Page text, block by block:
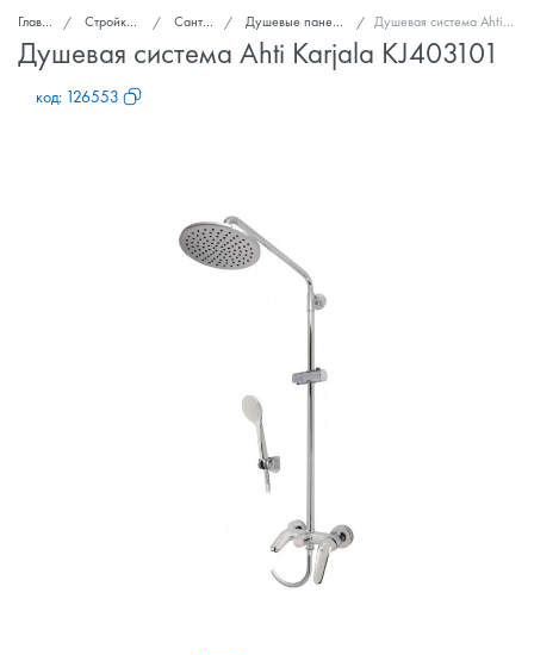
Главная Стройка и ремонт Сантехника Душевые панели и гарнитуры Душевая система Ahti Karjala KJ403101
Душевая система Ahti Karjala KJ403101
код: 126553